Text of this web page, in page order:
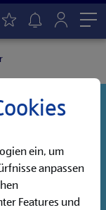
dich warten!
deinen
ein, um
anpassen
Features und